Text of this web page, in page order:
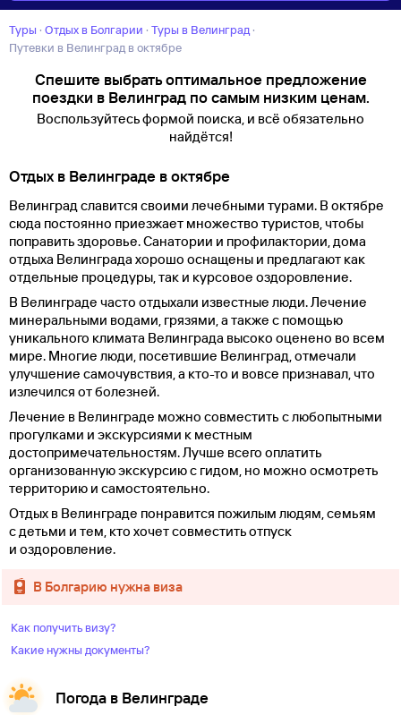
Туры · Отдых в Болгарии · Туры в Велинград ·
Путевки в Велинград в октябре
Спешите выбрать оптимальное предложение
поездки в Велинград по самым низким ценам.
Воспользуйтесь формой поиска, и всё обязательно
найдётся!
Отдых в Велинграде в октябре
Велинград славится своими лечебными турами. В октябре
сюда постоянно приезжает множество туристов, чтобы
поправить здоровье. Санатории и профилактории, дома
отдыха Велинграда хорошо оснащены и предлагают как
отдельные процедуры, так и курсовое оздоровление.
В Велинграде часто отдыхали известные люди. Лечение
минеральными водами, грязями, а также с помощью
уникального климата Велинграда высоко оценено во всем
мире. Многие люди, посетившие Велинград, отмечали
улучшение самочувствия, а кто-то и вовсе признавал, что
излечился от болезней.
Лечение в Велинграде можно совместить с любопытными
прогулками и экскурсиями к местным
достопримечательностям. Лучше всего оплатить
организованную экскурсию с гидом, но можно осмотреть
территорию и самостоятельно.
Отдых в Велинграде понравится пожилым людям, семьям
с детьми и тем, кто хочет совместить отпуск
и оздоровление.
в Болгарию нужна виза
Как получить визу?
Какие нужны документы?
Погода в Велинграде